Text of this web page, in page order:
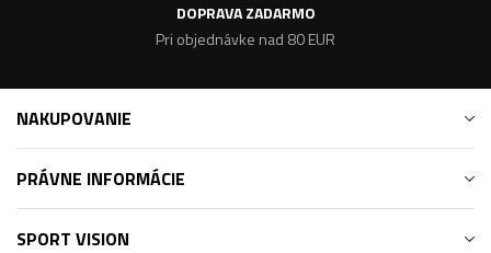
DOPRAVA ZADARMO
Pri objednávke nad 80 EUR
NAKUPOVANIE
PRÁVNE INFORMÁCIE
SPORT VISION